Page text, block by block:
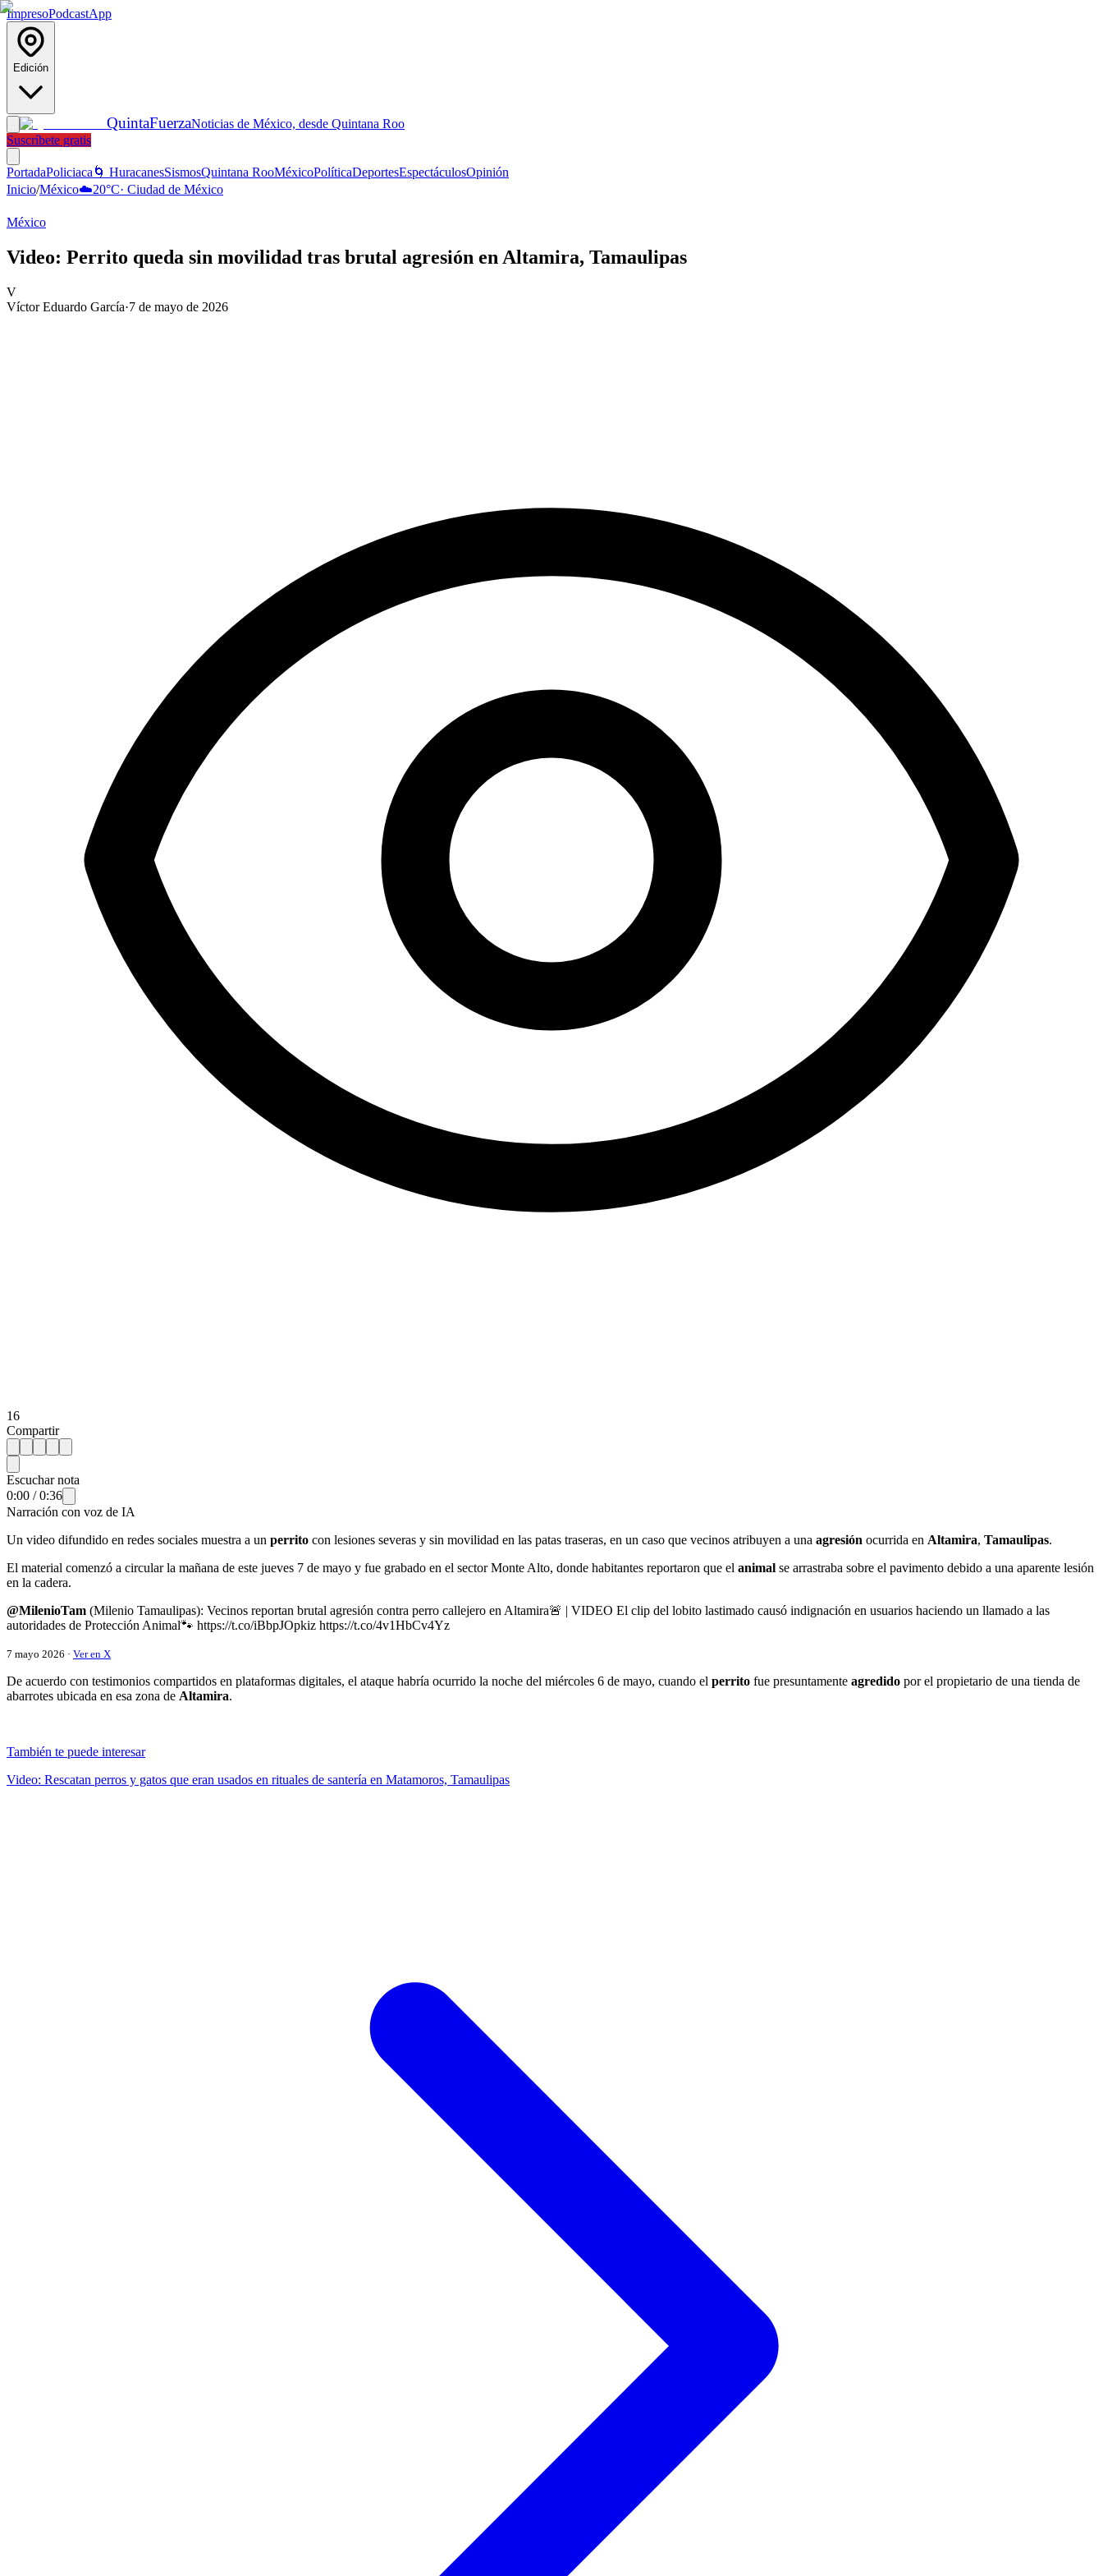
ImpresoPodcastApp
Edición
QuintaFuerzaNoticias de México, desde Quintana Roo
Suscríbete gratis
PortadaPoliciaca 🌀 HuracanesSismosQuintana RooMéxicoPolíticaDeportesEspectáculosOpinión
Inicio/México☁️20°C· Ciudad de México
México
Video: Perrito queda sin movilidad tras brutal agresión en Altamira, Tamaulipas
V
Víctor Eduardo García·7 de mayo de 2026
16
Compartir
Escuchar nota
0:00 /0:36
Narración con voz de IA
Un video difundido en redes sociales muestra a un perrito con lesiones severas y sin movilidad en las patas traseras, en un caso que vecinos atribuyen a una agresión ocurrida en Altamira, Tamaulipas.
El material comenzó a circular la mañana de este jueves 7 de mayo y fue grabado en el sector Monte Alto, donde habitantes reportaron que el animal se arrastraba sobre el pavimento debido a una aparente lesión
en la cadera.
@MilenioTam (Milenio Tamaulipas): Vecinos reportan brutal agresión contra perro callejero en Altamira🚨 | VIDEO El clip del lobito lastimado causó indignación en usuarios haciendo un llamado a las
autoridades de Protección Animal🐾 https://t.co/iBbpJOpkiz https://t.co/4v1HbCv4Yz
7 mayo 2026 · Ver en X
De acuerdo con testimonios compartidos en plataformas digitales, el ataque habría ocurrido la noche del miércoles 6 de mayo, cuando el perrito fue presuntamente agredido por el propietario de una tienda de
abarrotes ubicada en esa zona de Altamira.
También te puede interesar
Video: Rescatan perros y gatos que eran usados en rituales de santería en Matamoros, Tamaulipas